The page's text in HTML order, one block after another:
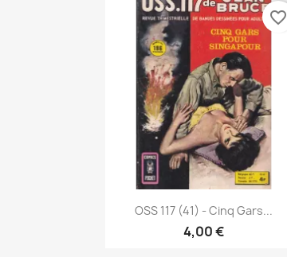
 Pikakatselu
OSS 117 (41) - Cinq Gars...
4,00 €
favorite_border